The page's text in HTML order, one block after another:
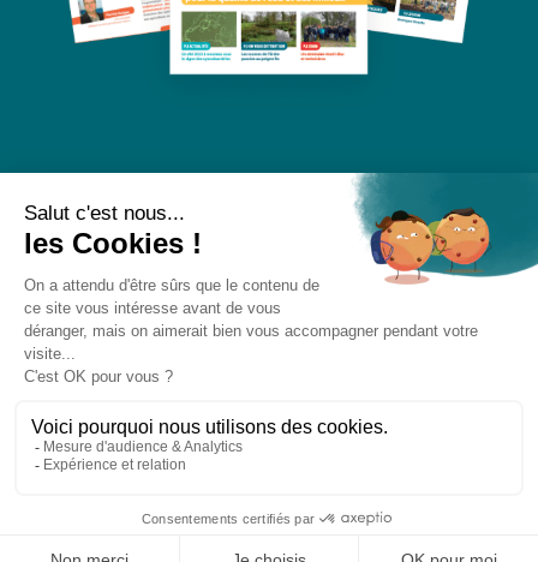
Recevez nos publications et nos actualités par e-